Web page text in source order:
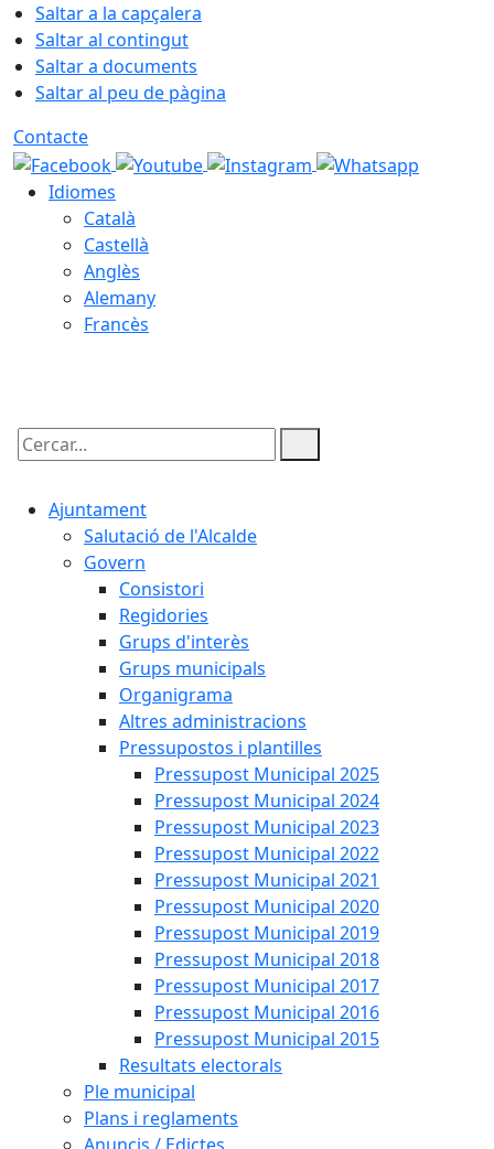
Saltar a la capçalera
Saltar al contingut
Saltar a documents
Saltar al peu de pàgina
Contacte
Idiomes
Català
Castellà
Anglès
Alemany
Francès
Cercar:
Ajuntament
Salutació de l'Alcalde
Govern
Consistori
Regidories
Grups d'interès
Grups municipals
Organigrama
Altres administracions
Pressupostos i plantilles
Pressupost Municipal 2025
Pressupost Municipal 2024
Pressupost Municipal 2023
Pressupost Municipal 2022
Pressupost Municipal 2021
Pressupost Municipal 2020
Pressupost Municipal 2019
Pressupost Municipal 2018
Pressupost Municipal 2017
Pressupost Municipal 2016
Pressupost Municipal 2015
Resultats electorals
Ple municipal
Plans i reglaments